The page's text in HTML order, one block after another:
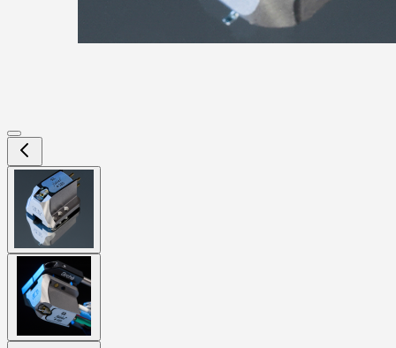
View
larger
image
larger
image